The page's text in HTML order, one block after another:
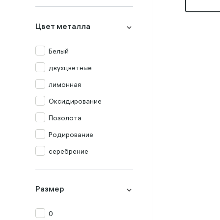
Перламутр
Празиолит
Прочие
Раух-топаз
Родолит
Рубин
Сапфир
Топаз
Хризолит
Цвет металла
Белый
двухцветные
лимонная
Оксидирование
Позолота
Родирование
серебрение
Размер
0